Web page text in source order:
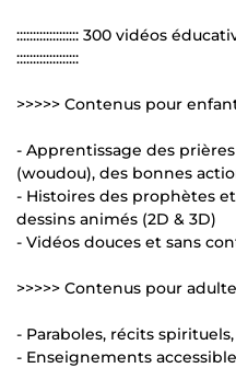
::::::::::::::::::: 300 vidéos
:::::::::::::::::::
>>>>> Contenus pour
- Apprentissage des
(woudou), des bonnes
- Histoires des prophètes
dessins animés (2D & 3D)
- Vidéos douces et sans
>>>>> Contenus pour
- Paraboles, récits
- Enseignements